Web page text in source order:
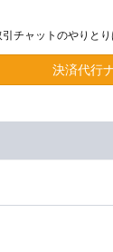
チャットのやりと
決済代行